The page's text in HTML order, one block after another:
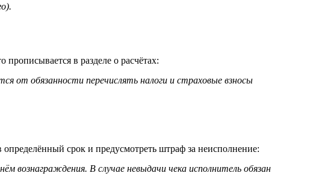
в разделе о расчётах:
от обязанности перечислять налоги и страховые взносы
срок и предусмотреть штраф за неисполнение:
вознаграждения. В случае невыдачи чека исполнитель обязан